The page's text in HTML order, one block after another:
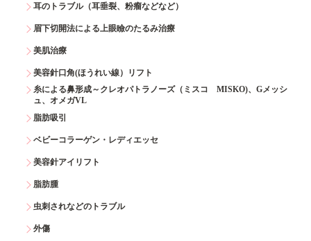
耳のトラブル（耳垂裂、粉瘤などなど）
眉下切開法による上眼瞼のたるみ治療
美肌治療
美容針口角(ほうれい線）リフト
糸による鼻形成～クレオパトラノーズ（ミスコ MISKO)、Gメッシ
ュ、オメガVL
脂肪吸引
ベビーコラーゲン・レディエッセ
美容針アイリフト
脂肪腫
虫刺されなどのトラブル
外傷